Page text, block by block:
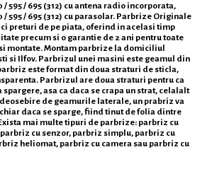
/ 595 / 695 (312) cu antena radio incorporata,
/ 595 / 695 (312) cu parasolar. Parbrize Originale
preturi de pe piata, oferind in acelasi timp
precum si o garantie de 2 ani pentru toate
montate. Montam parbrize la domiciliul
si Ilfov. Parbrizul unei masini este geamul din
este format din doua straturi de sticla,
Parbrizul are doua straturi pentru ca
spargere, asa ca daca se crapa un strat, celalalt
de geamurile laterale, un prabriz va
daca se sparge, fiind tinut de folia dintre
mai multe tipuri de parbrize: parbriz cu
cu senzor, parbriz simplu, parbriz cu
heliomat, parbriz cu camera sau parbriz cu